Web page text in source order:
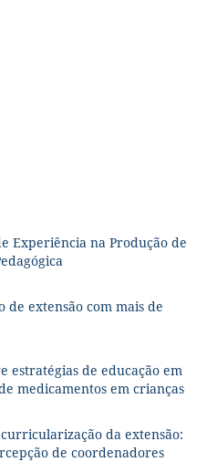
Experiência na Produção de
extensão com mais de
estratégias de educação em
medicamentos em crianças
da extensão:
de coordenadores